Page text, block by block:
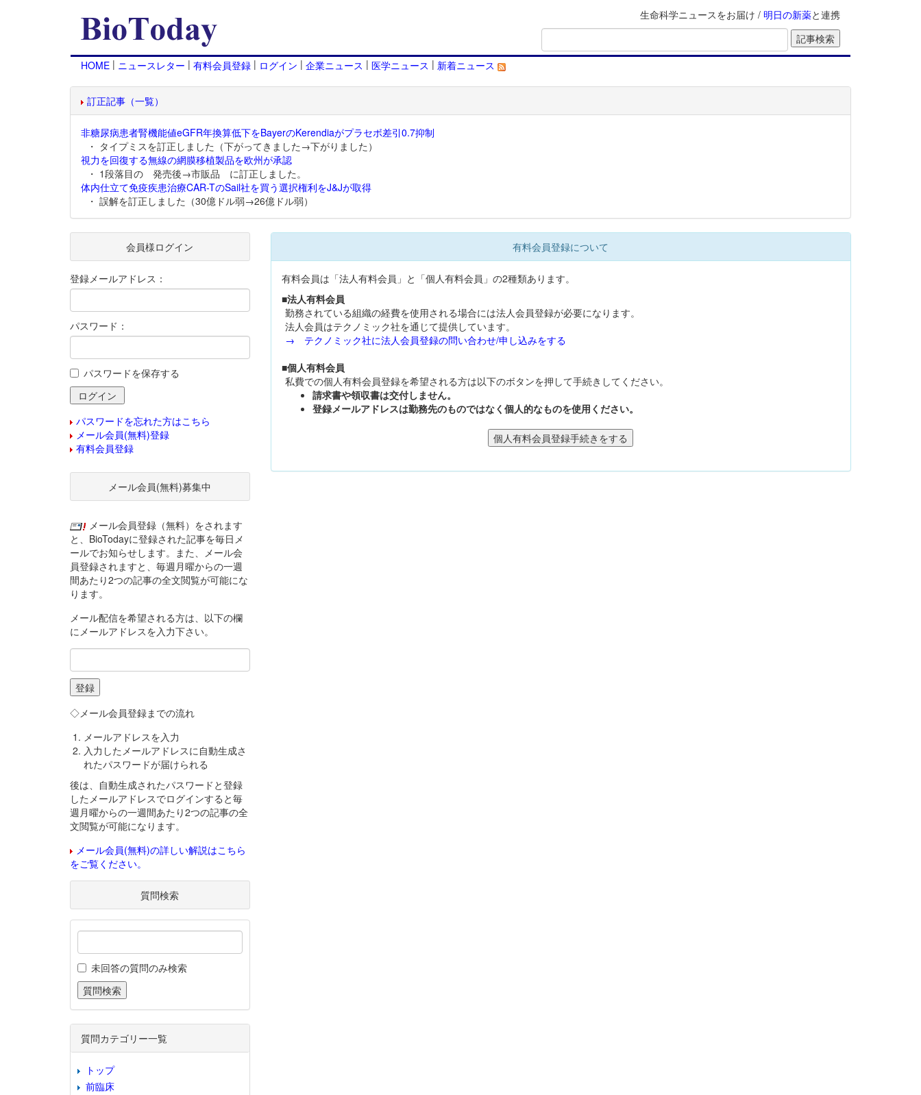
生命科学ニュースをお届け / 明日の新薬と連携
HOME | ニュースレター | 有料会員登録 | ログイン | 企業ニュース | 医学ニュース | 新着ニュース
訂正記事（一覧）
非糖尿病患者腎機能値eGFR年換算低下をBayerのKerendiaがプラセボ差引0.7抑制
・ タイプミスを訂正しました（下がってきました→下がりました）
視力を回復する無線の網膜移植製品を欧州が承認
・ 1段落目の 発売後→市販品 に訂正しました。
体内仕立て免疫疾患治療CAR-TのSail社を買う選択権利をJ&Jが取得
・ 誤解を訂正しました（30億ドル弱→26億ドル弱）
有料会員登録について
有料会員は「法人有料会員」と「個人有料会員」の2種類あります。
■法人有料会員
勤務されている組織の経費を使用される場合には法人会員登録が必要になります。
法人会員はテクノミック社を通じて提供しています。
→ テクノミック社に法人会員登録の問い合わせ/申し込みをする
■個人有料会員
私費での個人有料会員登録を希望される方は以下のボタンを押して手続きしてください。
請求書や領収書は交付しません。
登録メールアドレスは勤務先のものではなく個人的なものを使用ください。
会員様ログイン
登録メールアドレス：
パスワード：
パスワードを保存する
パスワードを忘れた方はこちら
メール会員(無料)登録
有料会員登録
メール会員(無料)募集中
メール会員登録（無料）をされます
と、BioTodayに登録された記事を毎日メ
ールでお知らせします。また、メール会
員登録されますと、毎週月曜からの一週
間あたり2つの記事の全文閲覧が可能にな
ります。
メール配信を希望される方は、以下の欄
にメールアドレスを入力下さい。
◇メール会員登録までの流れ
メールアドレスを入力
入力したメールアドレスに自動生成さ
れたパスワードが届けられる
後は、自動生成されたパスワードと登録
したメールアドレスでログインすると毎
週月曜からの一週間あたり2つの記事の全
文閲覧が可能になります。
メール会員(無料)の詳しい解説はこちら
をご覧ください。
質問検索
未回答の質問のみ検索
質問カテゴリー一覧
トップ
前臨床